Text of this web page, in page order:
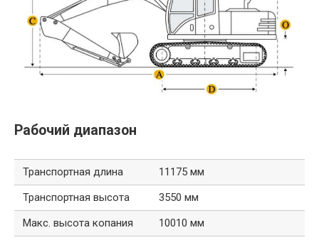
Рабочий диапазон
Транспортная длина
11175 мм
Транспортная высота
3550 мм
Макс. высота копания
10010 мм